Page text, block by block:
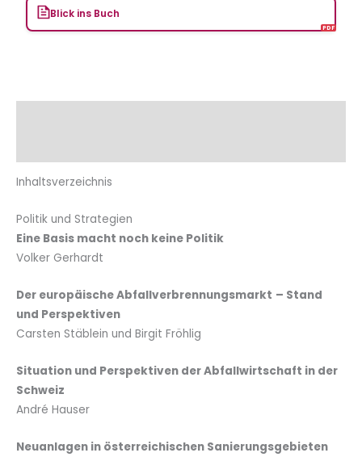
Blick ins Buch
Inhaltsverzeichnis
Politik und Strategien
Eine Basis macht noch keine Politik
Volker Gerhardt
Der europäische Abfallverbrennungsmarkt – Stand
und Perspektiven
Carsten Stäblein und Birgit Fröhlig
Situation und Perspektiven der Abfallwirtschaft in der
Schweiz
André Hauser
Neuanlagen in österreichischen Sanierungsgebieten